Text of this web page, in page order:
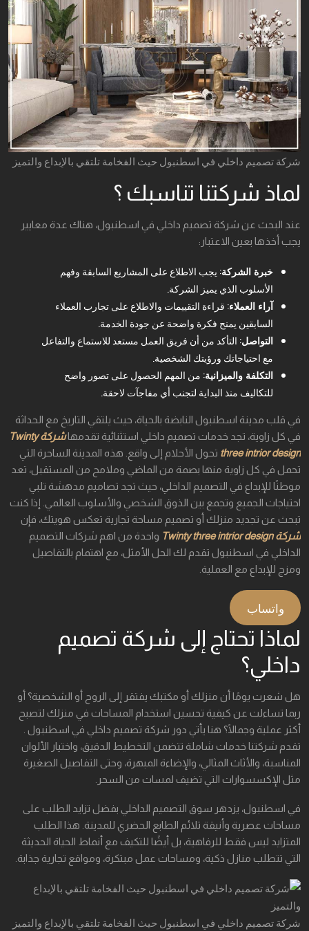
شركة تصميم داخلي في اسطنبول حيث الفخامة تلتقي بالإبداع والتميز
لماذ شركتنا تناسبك ؟
عند البحث عن شركة تصميم داخلي في اسطنبول، هناك عدة معايير
يجب أخذها بعين الاعتبار:
خبرة الشركة: يجب الاطلاع على المشاريع السابقة وفهم
الأسلوب الذي يميز الشركة.
آراء العملاء: قراءة التقييمات والاطلاع على تجارب العملاء
السابقين يمنح فكرة واضحة عن جودة الخدمة.
التواصل: التأكد من أن فريق العمل مستعد للاستماع والتفاعل
مع احتياجاتك ورؤيتك الشخصية.
التكلفة والميزانية: من المهم الحصول على تصور واضح
للتكاليف منذ البداية لتجنب أي مفاجآت لاحقة.
في قلب مدينة اسطنبول النابضة بالحياة، حيث يلتقي التاريخ مع الحداثة
في كل زاوية، تجد خدمات تصميم داخلي استثنائية تقدمها
شركة Twinty
three intrior design تحول الأحلام إلى واقع. هذه المدينة الساحرة التي
تحمل في كل زاوية منها بصمة من الماضي وملامح من المستقبل، تعد
موطنًا للإبداع في التصميم الداخلي، حيث تجد تصاميم مدهشة تلبي
احتياجات الجميع وتجمع بين الذوق الشخصي والأسلوب العالمي. إذا كنت
تبحث عن تجديد منزلك أو تصميم مساحة تجارية تعكس هويتك، فإن
شركة Twinty three intrior design
واحدة من اهم شركات التصميم
الداخلي في اسطنبول تقدم لك الحل الأمثل، مع اهتمام بالتفاصيل
ومزج للإبداع مع العملية.
واتساب
لماذا تحتاج إلى شركة تصميم
داخلي؟
هل شعرت يومًا أن منزلك أو مكتبك يفتقر إلى الروح أو الشخصية؟ أو
ربما تساءلت عن كيفية تحسين استخدام المساحات في منزلك لتصبح
أكثر عملية وجمالًا؟ هنا يأتي دور شركة تصميم داخلي في اسطنبول .
تقدم شركتنا خدمات شاملة تتضمن التخطيط الدقيق، واختيار الألوان
المناسبة، والأثاث المثالي، والإضاءة المبهرة، وحتى التفاصيل الصغيرة
مثل الإكسسوارات التي تضيف لمسات من السحر.
في اسطنبول، يزدهر سوق التصميم الداخلي بفضل تزايد الطلب على
مساحات عصرية وأنيقة تلائم الطابع الحضري للمدينة. هذا الطلب
المتزايد ليس فقط للرفاهية، بل أيضًا للتكيف مع أنماط الحياة الحديثة
التي تتطلب منازل ذكية، ومساحات عمل مبتكرة، ومواقع تجارية جذابة.
شركة تصميم داخلي في اسطنبول حيث الفخامة تلتقي بالإبداع والتميز